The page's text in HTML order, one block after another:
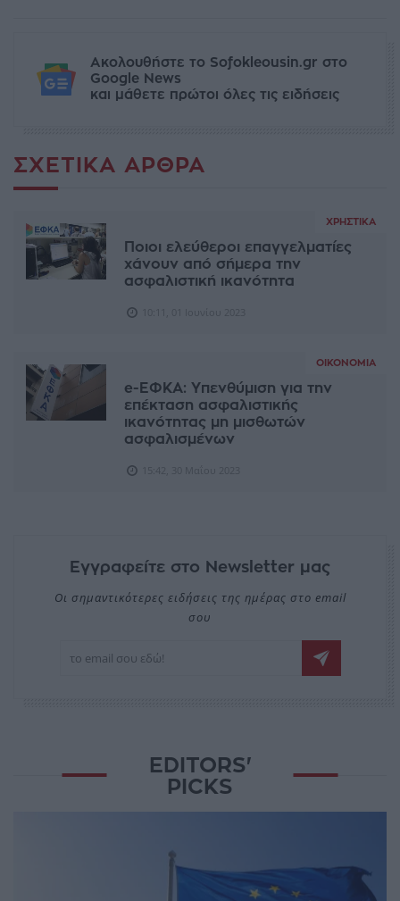
Ακολουθήστε το Sofokleousin.gr στο
Google News
και μάθετε πρώτοι όλες τις ειδήσεις
ΣΧΕΤΙΚΆ ΆΡΘΡΑ
ΧΡΗΣΤΙΚΆ
Ποιοι ελεύθεροι επαγγελματίες
χάνουν από σήμερα την
ασφαλιστική ικανότητα
ΟΙΚΟΝΟΜΊΑ
e-ΕΦΚΑ: Υπενθύμιση για την
επέκταση ασφαλιστικής
ικανότητας μη μισθωτών
ασφαλισμένων
Εγγραφείτε στο Newsletter μας
Οι σημαντικότερες ειδήσεις της ημέρας στο email
σου
EDITORS'
PICKS